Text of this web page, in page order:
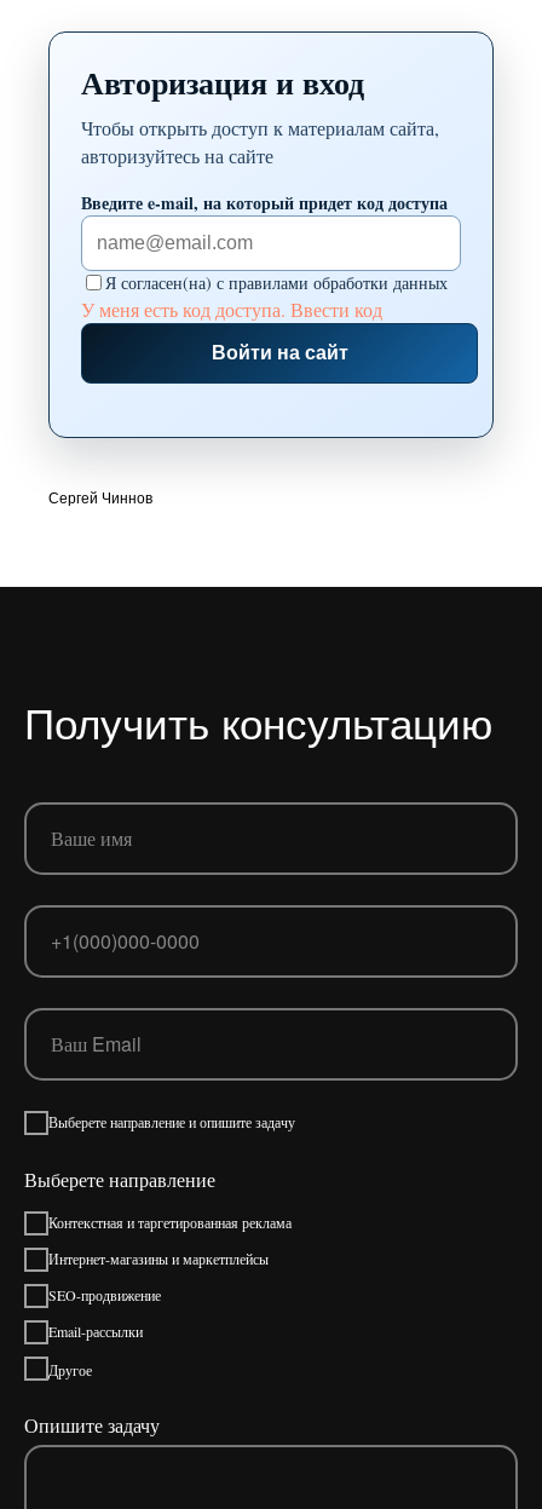
Авторизация и вход
Чтобы открыть доступ к материалам сайта,
авторизуйтесь на сайте
Введите e-mail, на который придет код доступа
Я согласен(на) с правилами обработки данных
У меня есть код доступа. Ввести код
Войти на сайт
Сергей Чиннов
Получить консультацию
Выберете направление и опишите задачу
Выберете направление
Контекстная и таргетированная реклама
Интернет-магазины и маркетплейсы
SEO-продвижение
Email-рассылки
Другое
Опишите задачу